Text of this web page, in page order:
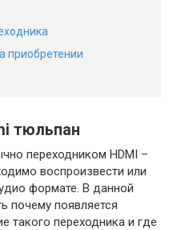
приобретении
тюльпан
переходником HDMI –
воспроизвести или
формате. В данной
почему появляется
такого переходника и где